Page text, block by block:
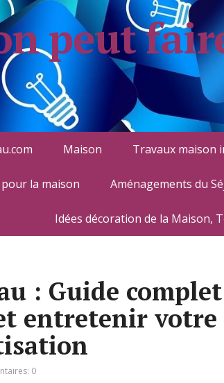
peut
Maison Travaux maison
la maison Aménagements du
Idées décoration de la Maison,
: Guide
entretenir votre
0